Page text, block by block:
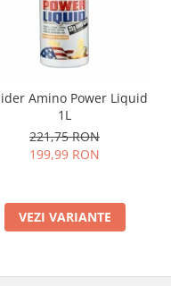
Amino Power Liquid
1L
221,75 RON
199,99 RON
VEZI VARIANTE